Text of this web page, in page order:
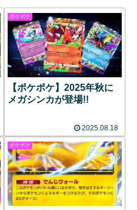
ポケポケ
【ポケポケ】2025年秋に
メガシンカが登場!!
2025.08.18
ポケポケ